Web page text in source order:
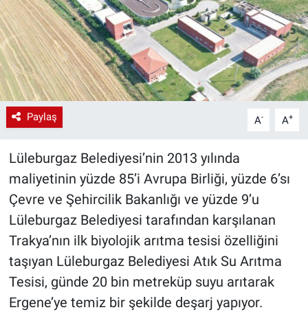
Paylaş A- A+
Lüleburgaz Belediyesi’nin 2013 yılında
maliyetinin yüzde 85’i Avrupa Birliği, yüzde 6’sı
Çevre ve Şehircilik Bakanlığı ve yüzde 9’u
Lüleburgaz Belediyesi tarafından karşılanan
Trakya’nın ilk biyolojik arıtma tesisi özelliğini
taşıyan Lüleburgaz Belediyesi Atık Su Arıtma
Tesisi, günde 20 bin metreküp suyu arıtarak
Ergene’ye temiz bir şekilde deşarj yapıyor.